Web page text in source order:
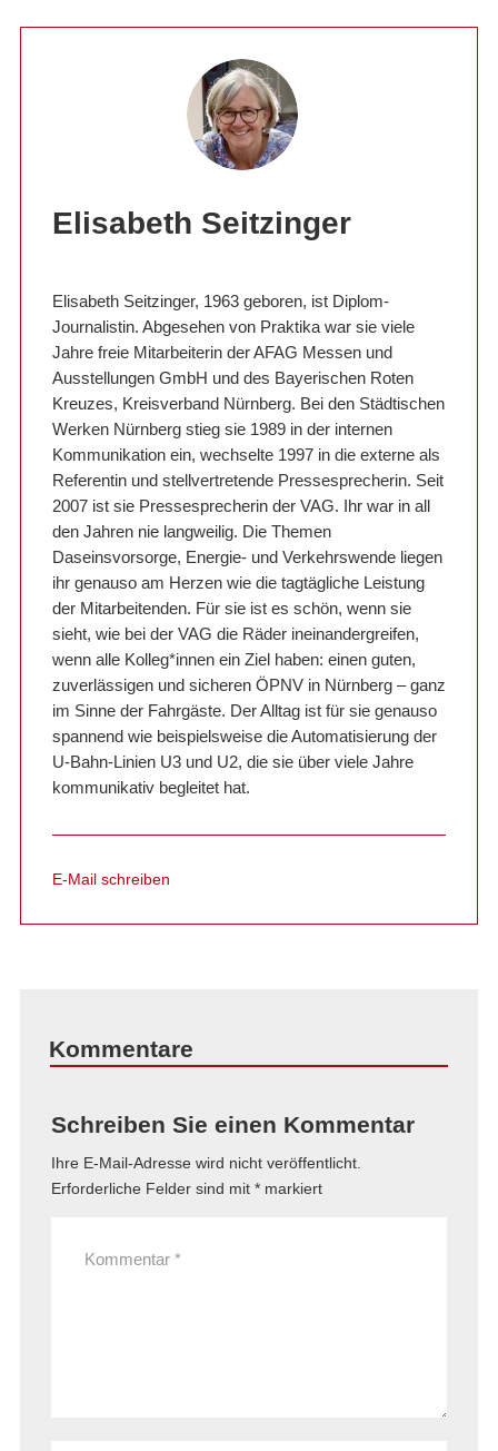
Elisabeth Seitzinger
Elisabeth Seitzinger, 1963 geboren, ist Diplom-
Journalistin. Abgesehen von Praktika war sie viele
Jahre freie Mitarbeiterin der AFAG Messen und
Ausstellungen GmbH und des Bayerischen Roten
Kreuzes, Kreisverband Nürnberg. Bei den Städtischen
Werken Nürnberg stieg sie 1989 in der internen
Kommunikation ein, wechselte 1997 in die externe als
Referentin und stellvertretende Pressesprecherin. Seit
2007 ist sie Pressesprecherin der VAG. Ihr war in all
den Jahren nie langweilig. Die Themen
Daseinsvorsorge, Energie- und Verkehrswende liegen
ihr genauso am Herzen wie die tagtägliche Leistung
der Mitarbeitenden. Für sie ist es schön, wenn sie
sieht, wie bei der VAG die Räder ineinandergreifen,
wenn alle Kolleg*innen ein Ziel haben: einen guten,
zuverlässigen und sicheren ÖPNV in Nürnberg – ganz
im Sinne der Fahrgäste. Der Alltag ist für sie genauso
spannend wie beispielsweise die Automatisierung der
U-Bahn-Linien U3 und U2, die sie über viele Jahre
kommunikativ begleitet hat.
E-Mail schreiben
Kommentare
Schreiben Sie einen Kommentar
Ihre E-Mail-Adresse wird nicht veröffentlicht.
Erforderliche Felder sind mit *markiert